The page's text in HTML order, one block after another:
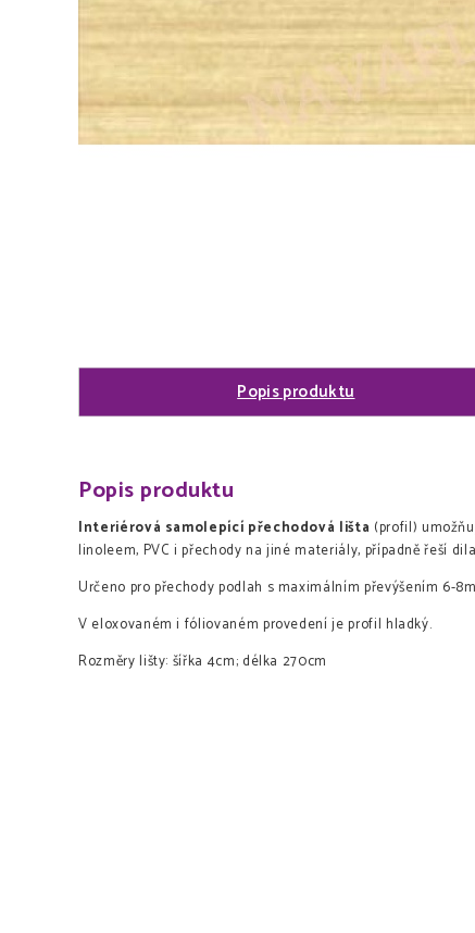
Popis produktu
Popis produktu
Interiérová samolepící přechodová lišta (profil)
linoleem, PVC i přechody na jiné materiály, případně řeší
Určeno pro přechody podlah s maximálním převýšením 6-
V eloxovaném i fóliovaném provedení je profil hladký.
Rozměry lišty: šířka 4cm; délka 270cm